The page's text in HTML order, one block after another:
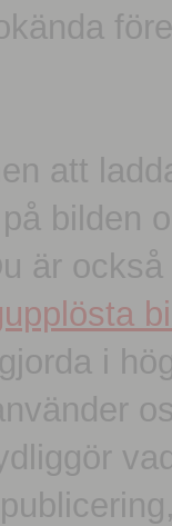
att
bilden
är
i